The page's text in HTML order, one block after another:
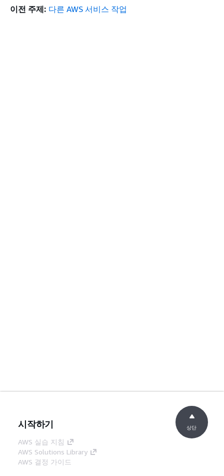
이전 주제: 다른 AWS 서비스 작업
시작하기
AWS 실습 지침
AWS Solutions Library
AWS 결정 가이드
상단